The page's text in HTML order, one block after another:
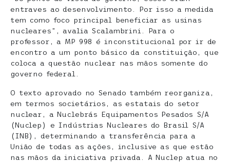
entraves ao desenvolvimento. Por isso a medida
tem como foco principal beneficiar as usinas
nucleares”, avalia Scalambrini. Para o
professor, a MP 998 é inconstitucional por ir de
encontro a um ponto básico da constituição, que
coloca a questão nuclear nas mãos somente do
governo federal.
O texto aprovado no Senado também reorganiza,
em termos societários, as estatais do setor
nuclear, a Nuclebrás Equipamentos Pesados S/A
(Nuclep) e Indústrias Nucleares do Brasil S/A
(INB), determinando a transferência para a
União de todas as ações, inclusive as que estão
nas mãos da iniciativa privada. A Nuclep atua no